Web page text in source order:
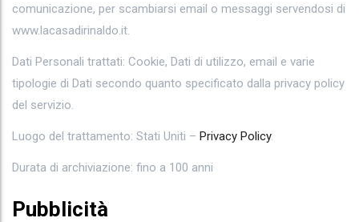
comunicazione, per scambiarsi email o messaggi servendosi di
www.lacasadirinaldo.it.
Dati Personali trattati: Cookie, Dati di utilizzo, email e varie
tipologie di Dati secondo quanto specificato dalla privacy policy
del servizio.
Luogo del trattamento: Stati Uniti – Privacy Policy.
Durata di archiviazione: fino a 100 anni
Pubblicità